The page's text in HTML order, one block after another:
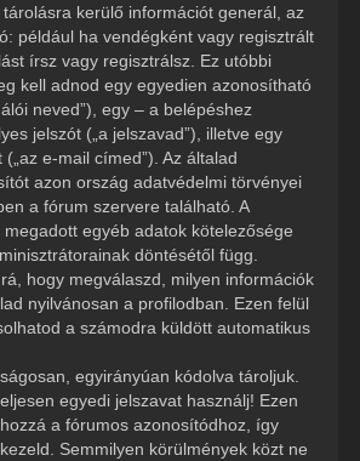
kerülő információt generál, az
például ha vendégként vagy regisztrált
írsz vagy regisztrálsz. Ez utóbbi
kell adnod egy egyedien azonosítható
neved”), egy – a belépéshez
jelszót („a jelszavad”), illetve egy
e-mail címed”). Az általad
azon ország adatvédelmi törvényei
a fórum szervere található. A
egyéb adatok kötelezősége
döntésétől függ.
hogy megválaszd, milyen információk
nyilvánosan a profilodban. Ezen felül
a számodra küldött automatikus
egyirányúan kódolva tároljuk.
egyedi jelszavat használj! Ezen
a fórumos azonosítódhoz, így
Semmilyen körülmények közt ne